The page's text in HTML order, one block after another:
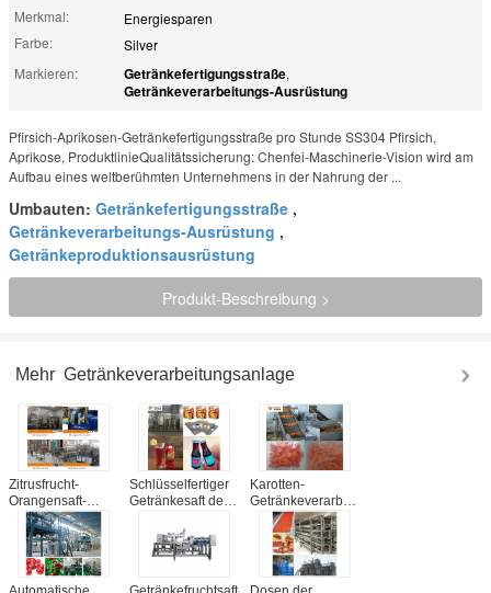
Merkmal:
Energiesparen
Farbe:
Silver
Markieren:
Getränkefertigungsstraße,
Getränkeverarbeitungs-Ausrüstung
Pfirsich-Aprikosen-Getränkefertigungsstraße pro Stunde SS304 Pfirsich,
Aprikose, ProduktlinieQualitätssicherung: Chenfei-Maschinerie-Vision wird am
Aufbau eines weltberühmten Unternehmens in der Nahrung der ...
Umbauten: Getränkefertigungsstraße ,
Getränkeverarbeitungs-Ausrüstung ,
Getränkeproduktionsausrüstung
Produkt-Beschreibung >
Mehr Getränkeverarbeitungsanlage
Zitrusfrucht-
Orangensaft-
Getränkeverarbeitungsanlage-
aseptische
Karton-Flaschen-
Schlüsselfertiger
Getränkesaft der
der Linie der
maschinellen
Bearbeitung CFM-
B-07 macht
Karotten-
Getränkeverarbeitungsanlage-
voll automatische
einfache
Operations-1-
jährige Garantie